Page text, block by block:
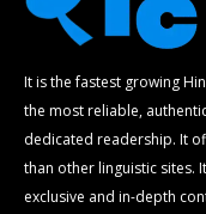
It is the fastest growing
the most reliable,
dedicated readership. It
than other linguistic sites.
exclusive and in-depth